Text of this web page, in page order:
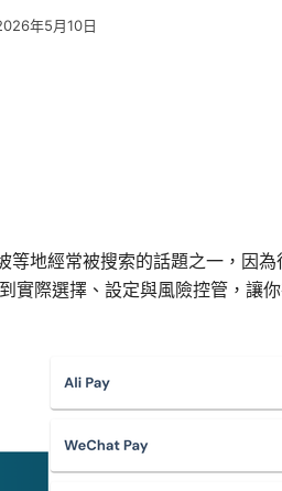
年5月10日
地經常被搜索的話題之一，因
實際選擇、設定與風險控管，讓